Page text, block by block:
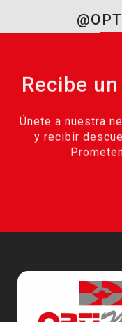
Recibe
Únete a nuestra
y recibir